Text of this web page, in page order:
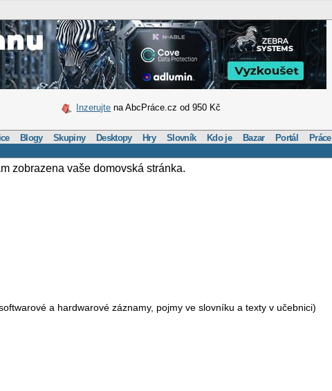
Inzerujte na AbcPráce.cz od 950 Kč
Blogy Skupiny Desktopy Hry Slovník Kdo je Bazar Portál Práce
zobrazena vaše domovská stránka.
a hardwarové záznamy, pojmy ve slovníku a texty v učebnici)